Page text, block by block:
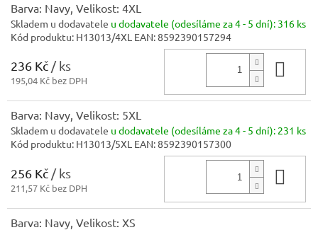
Barva: Navy, Velikost: 4XL
Skladem u dodavatele u dodavatele (odesíláme za 4 - 5 dní): 316 ks
Kód produktu: H13013/4XL EAN:8592390157294
236 Kč / ks
195,04 Kč bez DPH
Barva: Navy, Velikost: 5XL
Skladem u dodavatele u dodavatele (odesíláme za 4 - 5 dní): 231 ks
Kód produktu: H13013/5XL EAN:8592390157300
256 Kč / ks
211,57 Kč bez DPH
Barva: Navy, Velikost: XS